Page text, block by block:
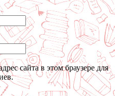
сайта в этом браузере для